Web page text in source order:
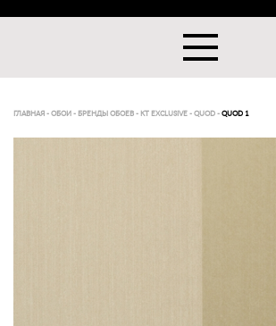
ГЛАВНАЯ - ОБОИ - БРЕНДЫ ОБОЕВ - KT EXCLUSIVE - QUOD - QUOD 1